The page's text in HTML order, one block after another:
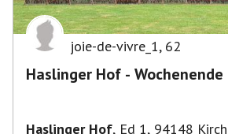
joie-de-vivre_1, 62
Haslinger Hof - Wochenende
Haslinger Hof, Ed 1, 94148